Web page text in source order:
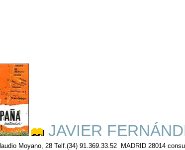
JAVIER
Moyano, 28 Telf.(34) 91.369.33.52 MADRID 28014